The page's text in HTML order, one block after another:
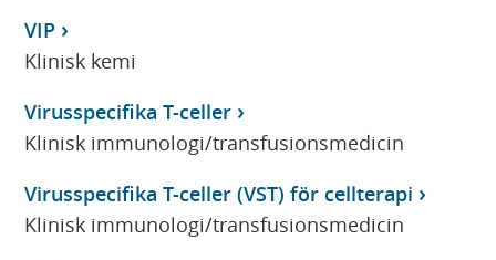
VIP
Klinisk kemi
Virusspecifika T-celler
Klinisk immunologi/transfusionsmedicin
Virusspecifika T-celler (VST) för cellterapi
Klinisk immunologi/transfusionsmedicin